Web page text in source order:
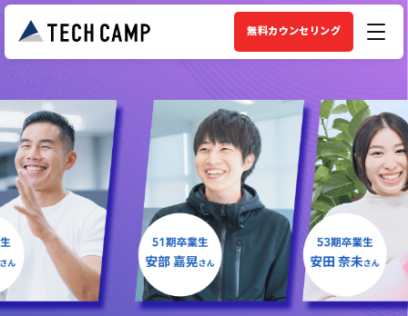
無料カウンセリング